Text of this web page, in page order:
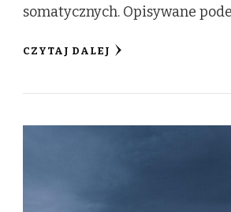
somatycznych. Opisywane
CZYTAJ DALEJ